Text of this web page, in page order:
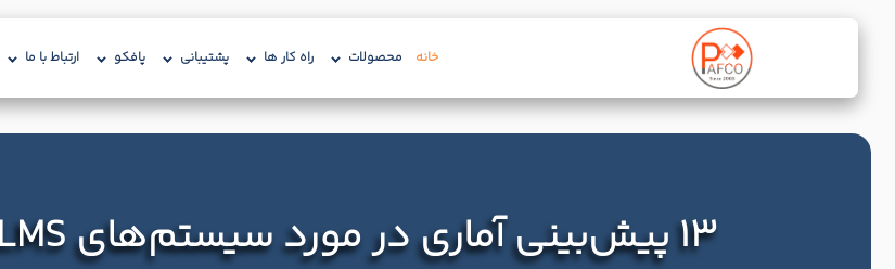
خانه محصولات راه کار ها پشتیبانی پافکو ارتباط با ما
13 پیش‌بینی آماری در مورد سیستم‌های LMS در آینده آموزش مجازی